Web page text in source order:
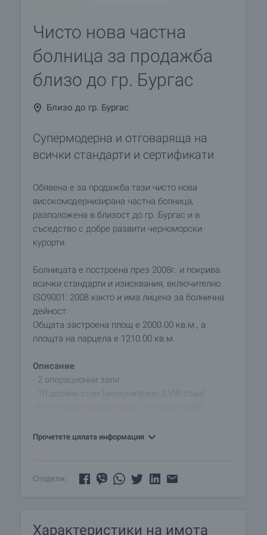
Чисто новa частна
болница за продажба
близо до гр. Бургас
Близо до гр. Бургас
Супермодерна и отговаряща на
всички стандарти и сертификати
Обявена е за продажба тази чисто нова
високомодернизирана частна болница,
разположена в близост до гр. Бургас и в
съседство с добре развити черноморски
курорти.
Болницата е построена през 2008г. и покрива
всички стандарти и изисквания, включително
ISO9001: 2008 както и има лиценз за болнична
дейност.
Общата застроена площ е 2000.00 кв.м., а
площта на парцела е 1210.00 кв.м.
Описание
- 2 операционни зали
- 10 двойни стаи (включително 2 VIP стаи)
2 лекарски кабинета
- Рецепция със сектор за технически екип
- Поликлиника със 7 кабинета и манипулационна
Прочетете цялата информация
Сподели:
Характеристики на имота